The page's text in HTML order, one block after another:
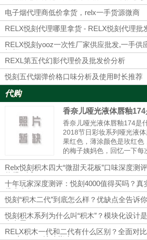
清爽的清香体验。烟雾：较
电子烟代理商低价拿货，relx一手货源微商
RELX悦刻代理哪里拿货 - RELX悦刻代理批
RELX悦刻yooz一次性厂家供应批发,一手供
烟杆
REXL第五代幻影代理价及批发价分析
悦刻五代烟弹价格口味分析及使用时长推荐
代购
香奈儿哑光液体唇釉
香奈儿哑光液体唇釉174是
2018节日彩妆系列哑光液
果红色，薄涂颜色是玫红色
的梅子姨妈色，回忆一下每
汁的颜色，就和那个特别相
人的最爱，和纪梵希315有
是完全可以驾......
Relx悦刻积木四大“微甜天花板”口味深度测
值得一试
十年玩家深度测评：悦刻4000值得买吗？真
优劣真相
悦刻“积木二代”到底怎么样？优缺点全告诉你
悦刻积木系列为什么叫“积木”？模块化设计
真有用？
RELX积木一代和二代有什么区别？全面对